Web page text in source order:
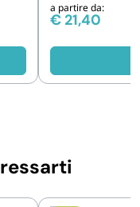
a partire da:
€ 21,40